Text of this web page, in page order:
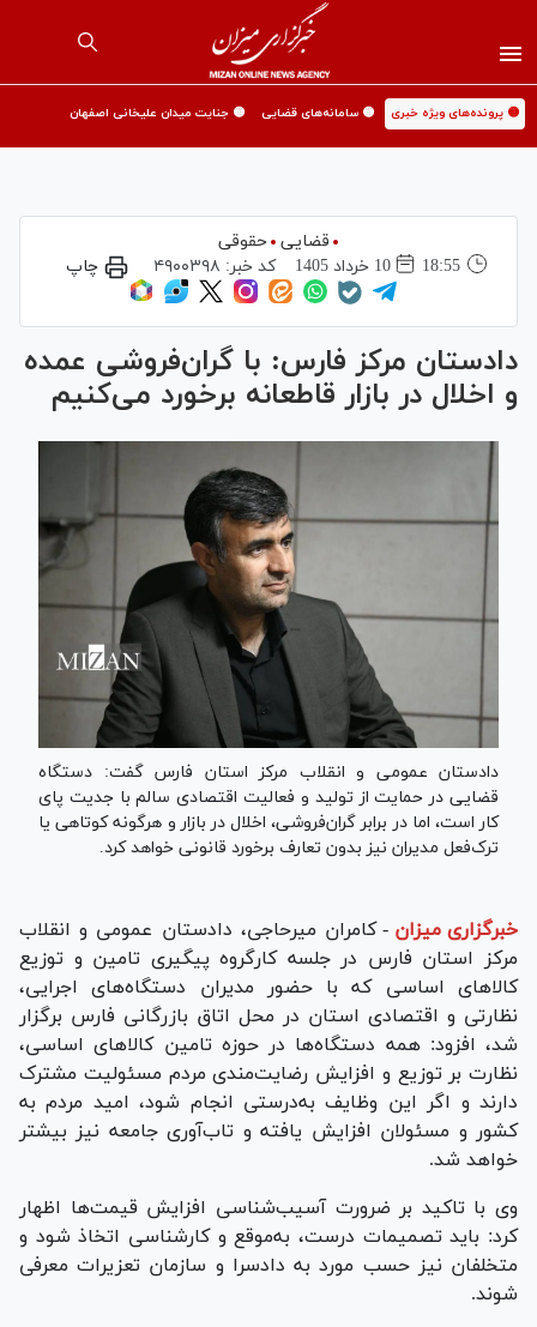
🟡 پرونده‌های ویژه خبری 🟡 سامانه‌های قضایی 🟡 جنایت میدان علیخانی اصفهان
قضایی حقوقی
18:55
10 خرداد 1405 کد خبر: ۴۹۰۰۳۹۸ چاپ
دادستان مرکز فارس: با گران‌فروشی عمده
و اخلال در بازار قاطعانه برخورد می‌کنیم
دادستان عمومی و انقلاب مرکز استان فارس گفت: دستگاه
قضایی در حمایت از تولید و فعالیت اقتصادی سالم با جدیت پای
کار است، اما در برابر گران‌فروشی، اخلال در بازار و هرگونه کوتاهی یا
ترک‌فعل مدیران نیز بدون تعارف برخورد قانونی خواهد کرد.
خبرگزاری میزان - کامران میرحاجی، دادستان عمومی و انقلاب
مرکز استان فارس در جلسه کارگروه پیگیری تامین و توزیع
کالا‌های اساسی که با حضور مدیران دستگاه‌های اجرایی،
نظارتی و اقتصادی استان در محل اتاق بازرگانی فارس برگزار
شد، افزود: همه دستگاه‌ها در حوزه تامین کالا‌های اساسی،
نظارت بر توزیع و افزایش رضایت‌مندی مردم مسئولیت مشترک
دارند و اگر این وظایف به‌درستی انجام شود، امید مردم به
کشور و مسئولان افزایش یافته و تاب‌آوری جامعه نیز بیشتر
خواهد شد.
وی با تاکید بر ضرورت آسیب‌شناسی افزایش قیمت‌ها اظهار
کرد: باید تصمیمات درست، به‌موقع و کارشناسی اتخاذ شود و
متخلفان نیز حسب مورد به دادسرا و سازمان تعزیرات معرفی
شوند.